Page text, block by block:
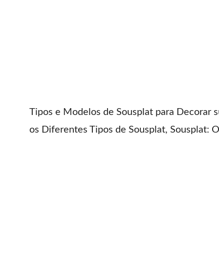
Tipos e Modelos de Sousplat para Decorar
os Diferentes Tipos de Sousplat, Sousplat: